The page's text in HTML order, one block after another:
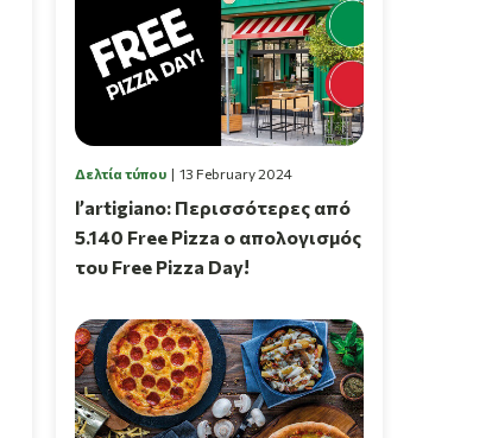
Δελτία τύπου 13 February 2024
l’artigiano: Περισσότερες από
5.140 Free Pizza ο απολογισμός
του Free Pizza Day!